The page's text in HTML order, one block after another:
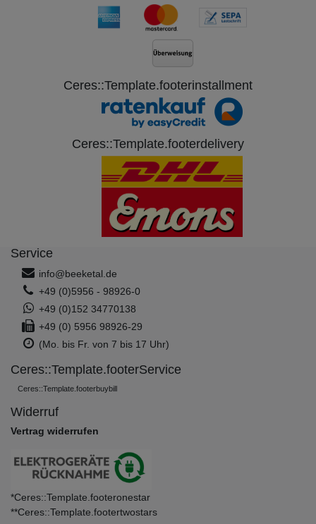
Ceres::Template.footerinstallment
Ceres::Template.footerdelivery
Service
info@beeketal.de
+49 (0)5956 - 98926-0
+49 (0)152 34770138
+49 (0) 5956 98926-29
(Mo. bis Fr. von 7 bis 17 Uhr)
Ceres::Template.footerService
Ceres::Template.footerbuybill
Widerruf
Vertrag widerrufen
*Ceres::Template.footeronestar
**Ceres::Template.footertwostars